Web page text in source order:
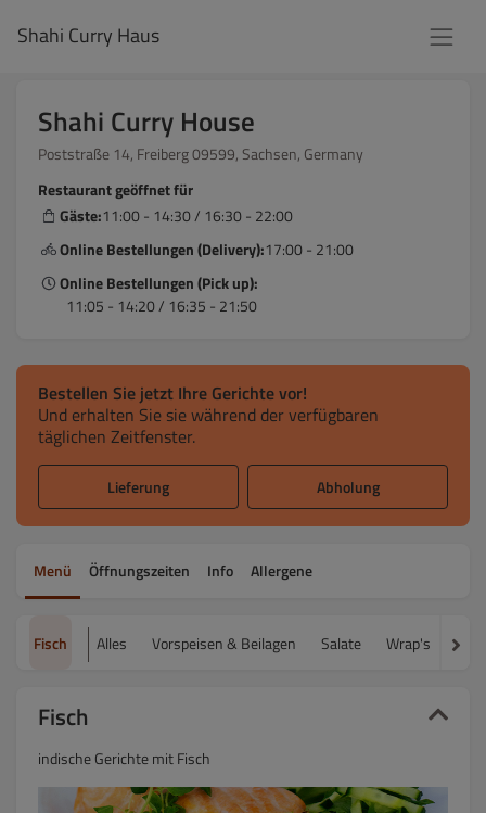
Shahi Curry Haus
Shahi Curry House
Poststraße 14, Freiberg 09599, Sachsen, Germany
Restaurant geöffnet für
Gäste:11:00 - 14:30 / 16:30 - 22:00
Online Bestellungen (Delivery):17:00 - 21:00
Online Bestellungen (Pick up):
11:05 - 14:20 / 16:35 - 21:50
Bestellen Sie jetzt Ihre Gerichte vor!
Und erhalten Sie sie während der verfügbaren
täglichen Zeitfenster.
Lieferung Abholung
Menü Öffnungszeiten Info Allergene
Fisch Alles Vorspeisen & Beilagen Salate Wrap's
Fisch
indische Gerichte mit Fisch